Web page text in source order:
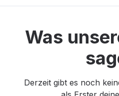
Was
Derzeit gibt es noch